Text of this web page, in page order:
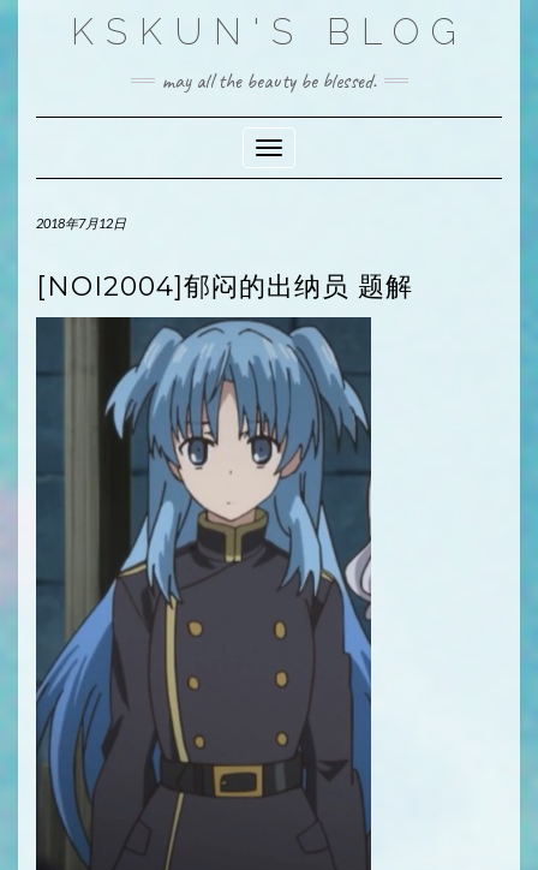
KSKUN'S BLOG
may all the beauty be blessed.
Toggle Navigation
2018年7月12日
[NOI2004]郁闷的出纳员 题解